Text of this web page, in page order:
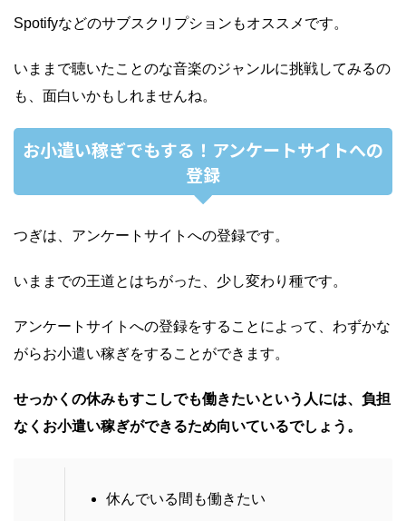
Spotifyなどのサブスクリプションもオススメです。
いままで聴いたことのな音楽のジャンルに挑戦してみるの
も、面白いかもしれませんね。
お小遣い稼ぎでもする！アンケートサイトへの
登録
つぎは、アンケートサイトへの登録です。
いままでの王道とはちがった、少し変わり種です。
アンケートサイトへの登録をすることによって、わずかな
がらお小遣い稼ぎをすることができます。
せっかくの休みもすこしでも働きたいという人には、負担
なくお小遣い稼ぎができるため向いているでしょう。
休んでいる間も働きたい